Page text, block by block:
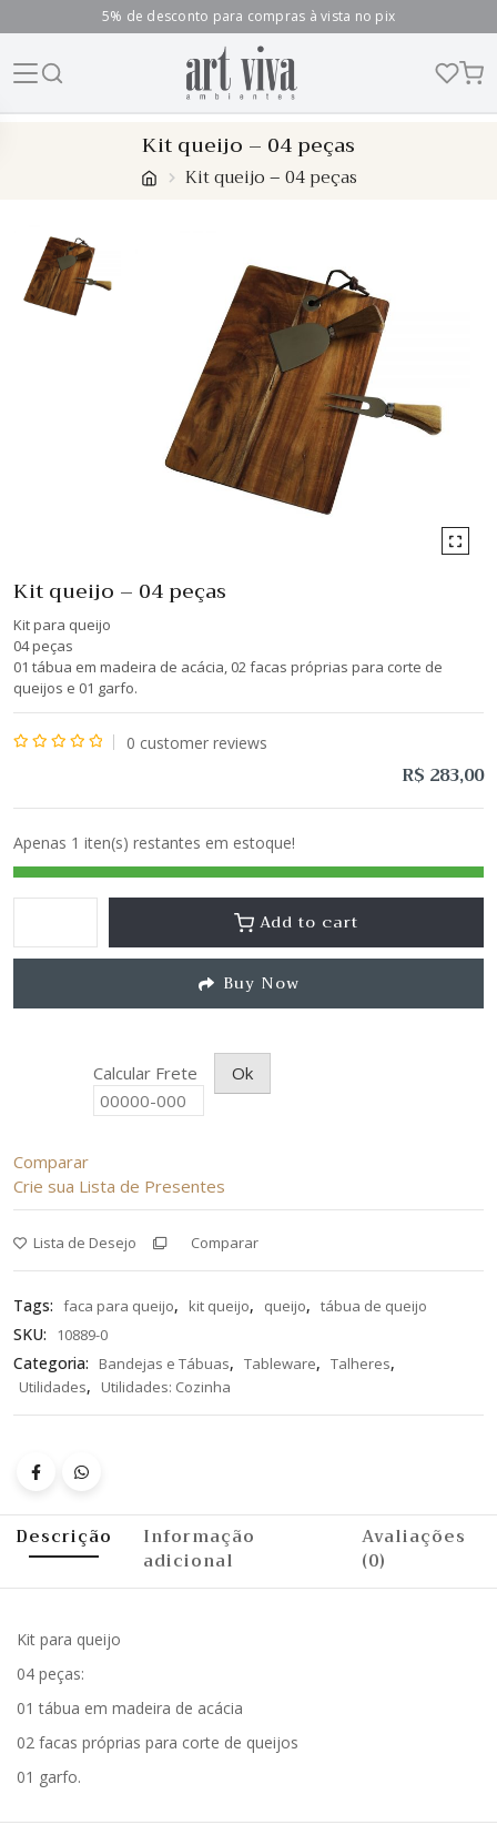
5% de desconto para compras à vista no pix
Kit queijo – 04 peças
Kit queijo – 04 peças
Kit queijo – 04 peças
Kit para queijo
04 peças
01 tábua em madeira de acácia, 02 facas próprias para corte de
queijos e 01 garfo.
5
0 customer reviews
R$ 283,00
Apenas 1 iten(s) restantes em estoque!
Add to cart
Buy Now
Comparar
Calcular Frete Ok
Crie sua Lista de Presentes
Lista de Desejo Comparar
Tags: faca para queijo, kit queijo, queijo, tábua de queijo
SKU: 10889-0
Categoria: Bandejas e Tábuas, Tableware, Talheres,
Utilidades, Utilidades: Cozinha
Descrição
Informação
adicional
Avaliações
(0)
Kit para queijo
04 peças:
01 tábua em madeira de acácia
02 facas próprias para corte de queijos
01 garfo.